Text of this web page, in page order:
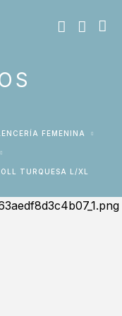
LENCERÍA FEMENINA
TURQUESA L/XL